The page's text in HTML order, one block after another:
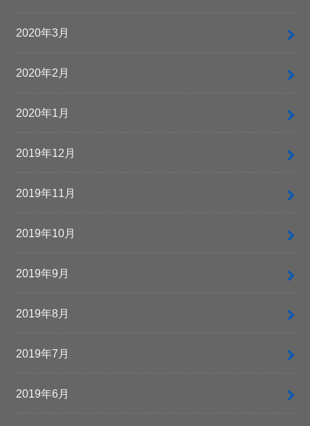
2020年3月
2020年2月
2020年1月
2019年12月
2019年11月
2019年10月
2019年9月
2019年8月
2019年7月
2019年6月